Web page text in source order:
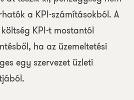
a KPI-számításokból. A
KPI-t mostantól
ha az üzemeltetési
egy szervezet üzleti